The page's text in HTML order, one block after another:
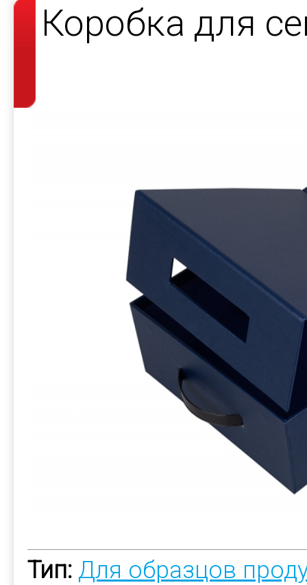
Коробка для
Тип: Для образцов